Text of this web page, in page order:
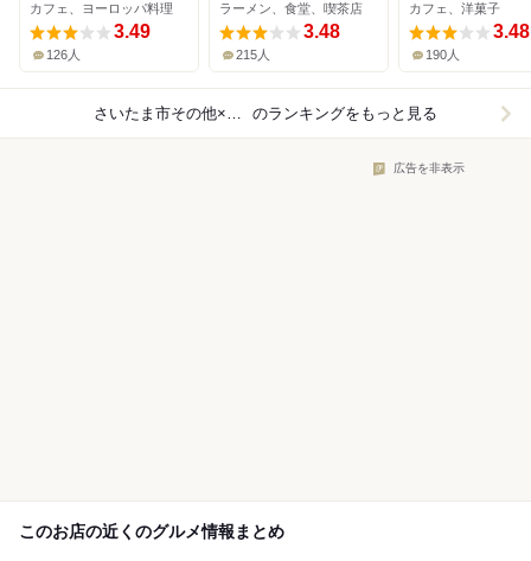
カフェ、ヨーロッパ料理
3.49
126人
ラーメン、食堂、喫茶店
3.48
215人
カフェ、洋菓子
3.48
190人
さいたま市その他×カフェ のランキングをもっと見る
広告を非表示
このお店の近くのグルメ情報まとめ